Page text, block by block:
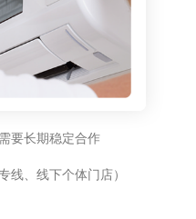
要长期稳定合作
线、线下个体门店）